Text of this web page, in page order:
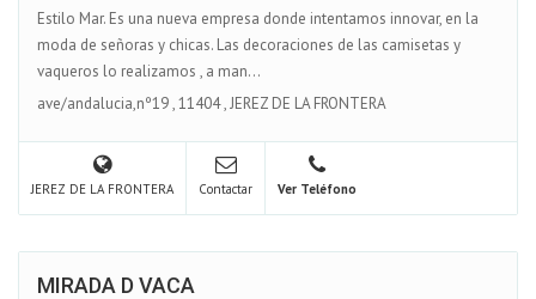
Estilo Mar. Es una nueva empresa donde intentamos innovar, en la
moda de señoras y chicas. Las decoraciones de las camisetas y
vaqueros lo realizamos , a man...
ave/andalucia,nº19,11404,JEREZ DE LA FRONTERA
JEREZ DE LA FRONTERA Contactar Ver Teléfono
MIRADA D VACA